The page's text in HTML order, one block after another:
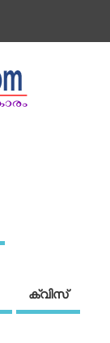
ക്വിസ്